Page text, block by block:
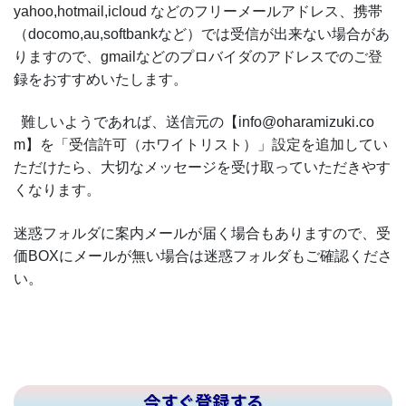
yahoo,hotmail,icloud などのフリーメールアドレス、携帯
（docomo,au,softbankなど）では受信が出来ない場合があ
りますので、gmailなどのプロバイダのアドレスでのご登
録をおすすめいたします。
難しいようであれば、送信元の【info@oharamizuki.co
m】を「受信許可（ホワイトリスト）」設定を追加してい
ただけたら、大切なメッセージを受け取っていただきやす
くなります。
迷惑フォルダに案内メールが届く場合もありますので、受
価BOXにメールが無い場合は迷惑フォルダもご確認くださ
い。